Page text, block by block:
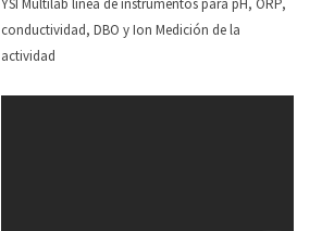
YSI Multilab línea de instrumentos para pH, ORP,
conductividad, DBO y Ion Medición de la
actividad